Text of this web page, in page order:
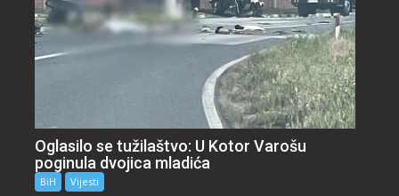
Oglasilo se tužilaštvo: U Kotor Varošu
poginula dvojica mladića
BiH Vijesti